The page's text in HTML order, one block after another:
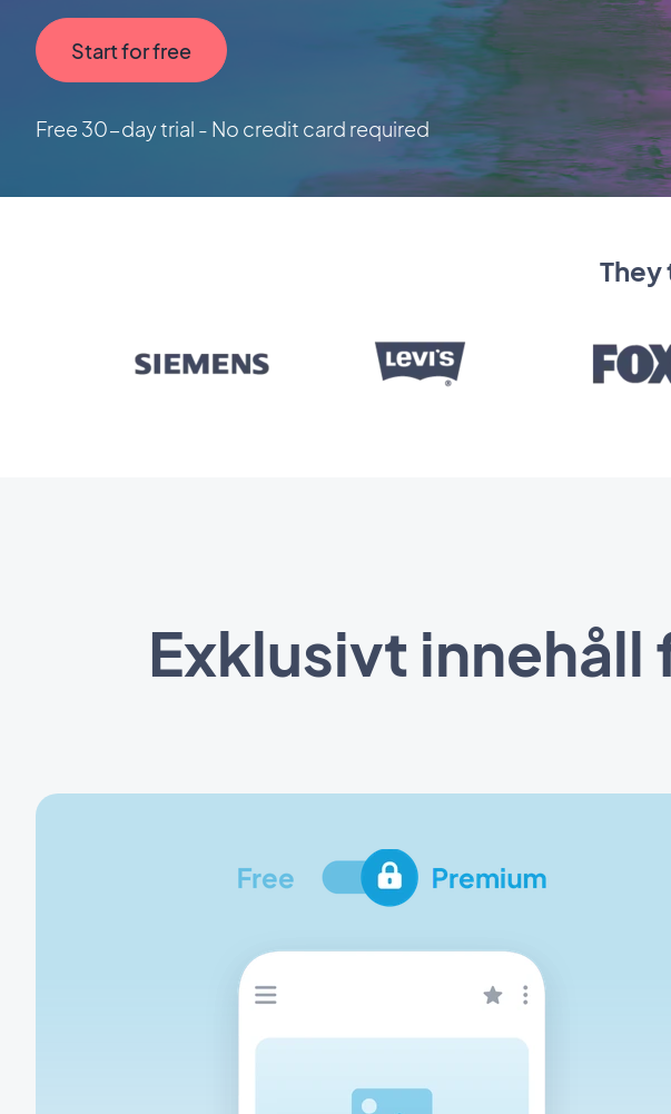
Start for free
Free 30-day trial - No credit card required
Exklusivt